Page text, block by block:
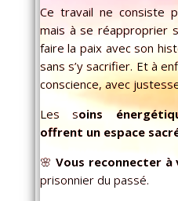
Ce travail ne consiste
mais à se réapproprier
faire la paix avec son
sans s’y sacrifier. Et à
conscience, avec
Les soins
offrent un espace
🌸Vous reconnecter à
prisonnier du passé.